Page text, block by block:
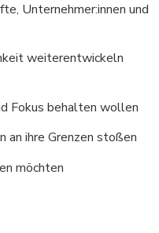
Unternehmer:innen und
weiterentwickeln
Fokus behalten wollen
an ihre Grenzen stoßen
möchten